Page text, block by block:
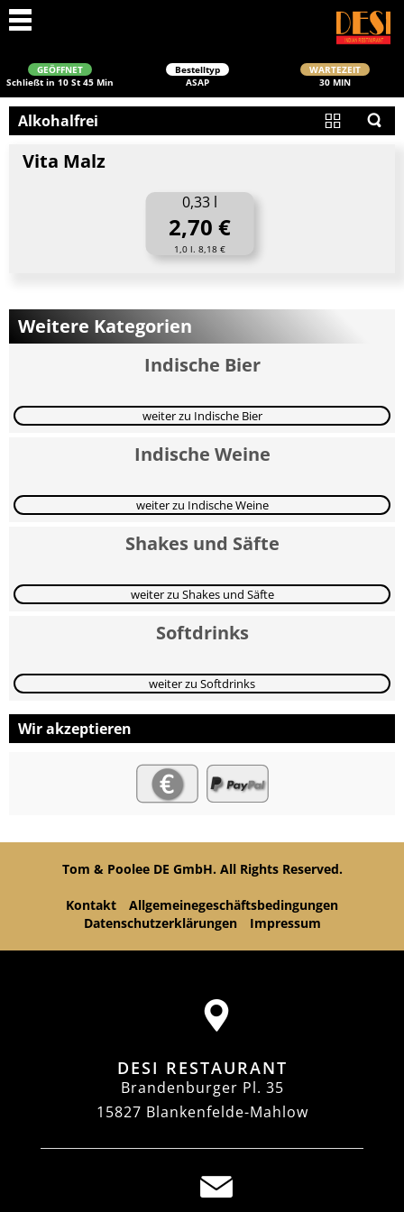
GEÖFFNET
Schließt in 10 St 45 Min
Bestelltyp
ASAP
WARTEZEIT
30 MIN
Alkohalfrei
Vita Malz
0,33 l
2,70 €
1,0 l. 8,18 €
Weitere Kategorien
Indische Bier
weiter zu Indische Bier
Indische Weine
weiter zu Indische Weine
Shakes und Säfte
weiter zu Shakes und Säfte
Softdrinks
weiter zu Softdrinks
Wir akzeptieren
Tom & Poolee DE GmbH. All Rights Reserved.
Kontakt
Allgemeinegeschäftsbedingungen
Datenschutzerklärungen
Impressum
DESI RESTAURANT
Brandenburger Pl. 35
15827 Blankenfelde-Mahlow